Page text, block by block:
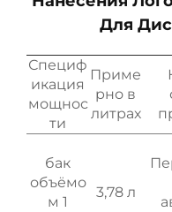
Для
Специф
икация
мощнос
ти
Приме
рно в
литрах
бак
объёмо
м 1
3,78 л